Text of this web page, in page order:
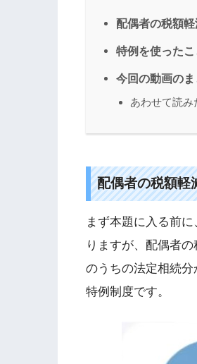
配偶者の税額
特例を使った
今回の動画の
あわせて読み
配偶者の税額軽
まず本題に入る前
りますが、配偶者
のうちの法定相続
特例制度です。